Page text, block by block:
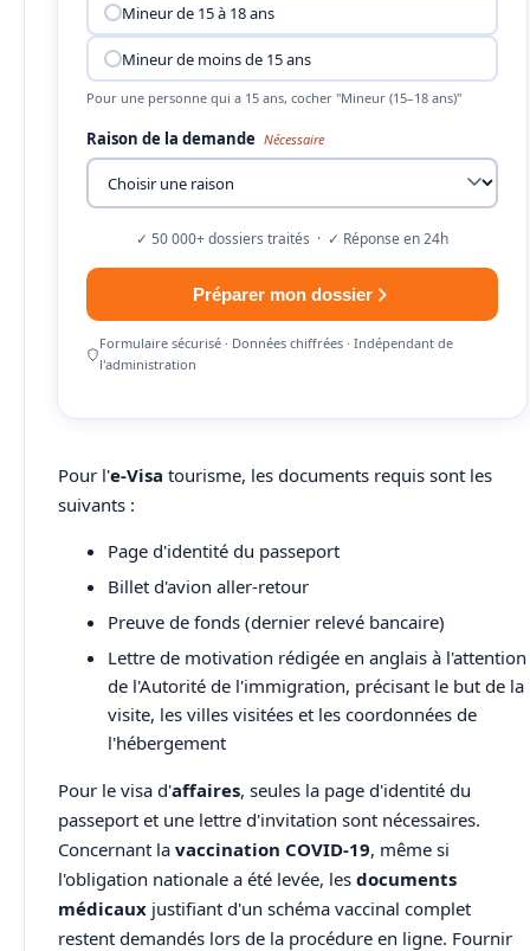
Mineur de 15 à 18 ans
Mineur de moins de 15 ans
Pour une personne qui a 15 ans, cocher "Mineur (15–18 ans)"
Raison de la demande Nécessaire
✓ 50 000+ dossiers traités · ✓ Réponse en 24h
Préparer mon dossier
Formulaire sécurisé · Données chiffrées · Indépendant de
l'administration
Pour l'e-Visa tourisme, les documents requis sont les
suivants :
Page d'identité du passeport
Billet d'avion aller-retour
Preuve de fonds (dernier relevé bancaire)
Lettre de motivation rédigée en anglais à l'attention
de l'Autorité de l'immigration, précisant le but de la
visite, les villes visitées et les coordonnées de
l'hébergement
Pour le visa d'affaires, seules la page d'identité du
passeport et une lettre d'invitation sont nécessaires.
Concernant la vaccination COVID-19, même si
l'obligation nationale a été levée, les documents
médicaux justifiant d'un schéma vaccinal complet
restent demandés lors de la procédure en ligne. Fournir